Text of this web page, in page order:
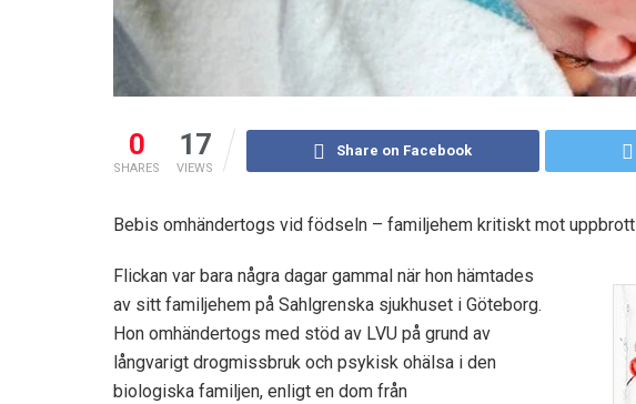
0
SHARES
17
VIEWS
Share on Facebook
Bebis omhändertogs vid födseln – familjehem kritiskt mot uppbrott
Flickan var bara några dagar gammal när hon hämtades
av sitt familjehem på Sahlgrenska sjukhuset i Göteborg.
Hon omhändertogs med stöd av LVU på grund av
långvarigt drogmissbruk och psykisk ohälsa i den
biologiska familjen, enligt en dom från